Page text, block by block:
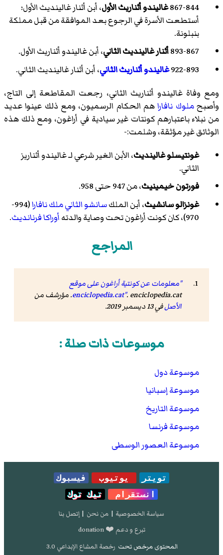
867-844غاليندو أثناريث الأول، أبن أثنار غالينديث الأول؛
أستطعت الأسرة في الرجوع بعد الموافقة من قبل مملكة
بنبلونة.
893-867أثنار غالينديث الثاني، أبن غاليندو أثناريث الأول.
922-893غاليندو أثناريث الثاني، أبن أثنار غالينديث الثاني.
ومع وفاة غاليندو أثناريث الثاني، رجعت المقاطعة إلى التاج،
وأصبحملوك نافاراهم الحكام الرسميون، ومع ذلك عينوا عديد
من نبلاء باعتبارهم كونتات غير سيادية في أراغون، ومع ذلك هذه
الوثائق غير مؤثقة، وشلمت:-
غونتيسلو غالينديث، الأبن الغير شرعي لـ غاليندو أثناريز
الثاني.
فورتون خيمينيث، من 947 حتى 958.
غونزالو سانشيث، أبن الملكسانشو الثاني ملك نافارا
(994-
970)، كان كونت أراغون تحت وصاية والدته
أوراكا فرنانديث.
المراجع
"معلومات عن كونتية أراغون على موقع
enciclopedia.cat". enciclopedia.cat. مؤرشف من
الأصلفي 13 ديسمبر 2019.
موسوعات ذات صلة :
موسوعة دول
موسوعة إسبانيا
موسوعة التاريخ
موسوعة فرنسا
موسوعة العصور الوسطى
تويتر يوتيوب
فيسبوك
انستقرام
تيك توك
سياسة الخصوصية | من نحن | إتصل بنا
تبرع و دعم ❤️ donation
المحتوى مرخص تحت رخصة المشاع الإبداعي 3.0